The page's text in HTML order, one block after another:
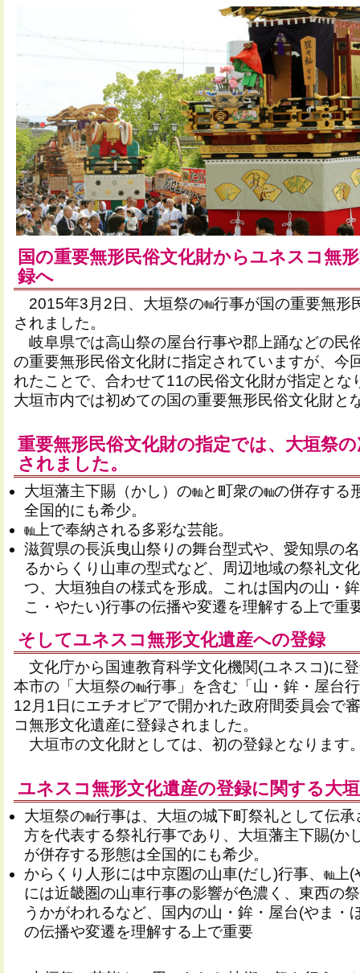
国の重要無形民俗文化財からユネスコ無
録へ
2015年3月2日、大垣祭の 行事が国の重要無形
されました。
岐阜県では高山祭の屋台行事や郡上踊などの民
の重要無形民俗文化財に指定されていますが、今
れたことで、合わせて11の民俗文化財が指定とな
大垣市内では初めての国の重要無形民俗文化財と
重要無形民俗文化財の指定では、大垣祭
されました。
大垣藩主下賜（かし）の と町衆の
の併存する
全国的にも希少。
上で奉納される多彩な芸能。
滋賀県の長浜曳山祭りの舞台型式や、愛知県の
るからくり山車の型式など、周辺地域の祭礼文
つ、大垣独自の様式を形成。これは国内の山・
こ・やたい)行事の伝播や変遷を理解する上で重
そしてユネスコ無形文化遺産への登録
文化庁から国連教育科学文化機関(ユネスコ)に
本市の「大垣祭の
行事」を含む「山・鉾・屋台
12月1日にエチオピアで開かれた政府間委員会で
コ無形文化遺産に登録されました。
大垣市の文化財としては、初の登録となります
ユネスコ無形文化遺産の登録に関する大
大垣祭の
行事は、大垣の城下町祭礼として伝
方を代表する祭礼行事であり、大垣藩主下賜(か
が併存する形態は全国的にも希少。
からくり人形には中京圏の山車(だし)行事、
上
には近畿圏の山車行事の影響が色濃く、東西の
うかがわれるなど、国内の山・鉾・屋台(やま・
の伝播や変遷を理解する上で重要